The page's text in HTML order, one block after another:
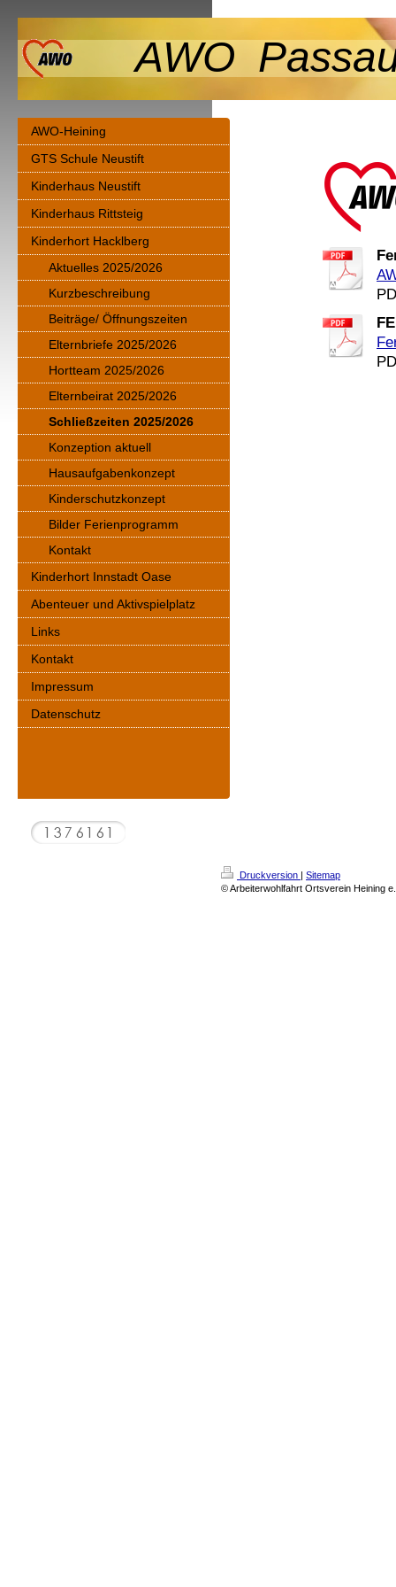
AWO
AWO-Heining
GTS Schule Neustift
Kinderhaus Neustift
Kinderhaus Rittsteig
Kinderhort Hacklberg
Aktuelles 2025/2026
Kurzbeschreibung
Beiträge/ Öffnungszeiten
Elternbriefe 2025/2026
Hortteam 2025/2026
Elternbeirat 2025/2026
Schließzeiten 2025/2026
Konzeption aktuell
Hausaufgabenkonzept
Kinderschutzkonzept
Bilder Ferienprogramm
Kontakt
Kinderhort Innstadt Oase
Abenteuer und Aktivspielplatz
Links
Kontakt
Impressum
Datenschutz
Druckversion | Sitemap
© Arbeiterwohlfahrt Ortsverein Heining